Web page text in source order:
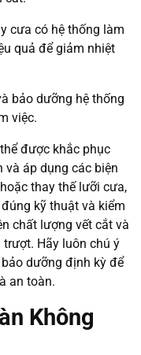
cưa có hệ thống làm
quả để giảm nhiệt
bảo dưỡng hệ thống
việc.
được khắc phục
và áp dụng các biện
thay thế lưỡi cưa,
kỹ thuật và kiểm
chất lượng vết cắt và
Hãy luôn chú ý
dưỡng định kỳ để
an toàn.
Không